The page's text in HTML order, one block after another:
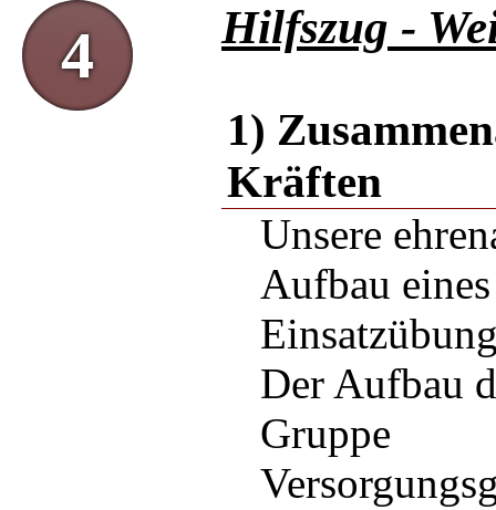
4 Hilfszug -
1)
Kräften
Unsere
Aufbau
Der Aufbau
Gruppe